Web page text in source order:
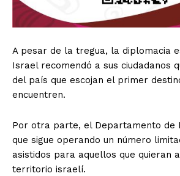
A pesar de la tregua, la diplomacia
Israel recomendó a sus ciudadanos
del país que escojan el primer
encuentren.
Por otra parte, el Departamento de
que sigue operando un número
asistidos para aquellos que quieran
territorio israelí.